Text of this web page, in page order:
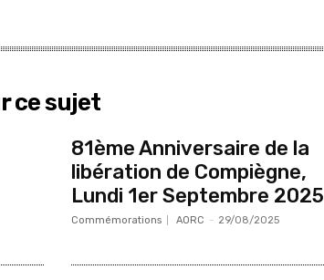
ce sujet
81ème Anniversaire de la
libération de Compiègne,
Lundi 1er Septembre 2025
Commémorations AORC - 29/08/2025